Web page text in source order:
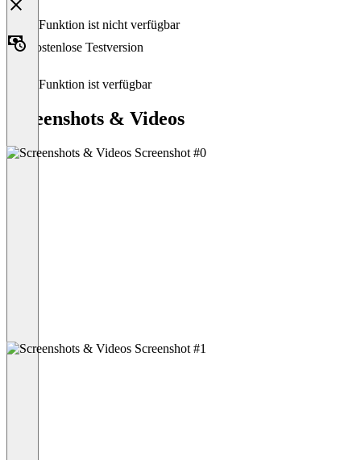
Diese Funktion ist nicht verfügbar
Kostenlose Testversion
Diese Funktion ist verfügbar
Screenshots & Videos